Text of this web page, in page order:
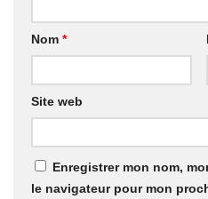
Nom *
Site web
Enregistrer mon nom,
le navigateur pour mon